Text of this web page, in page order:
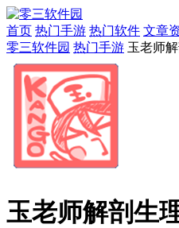
首页 热门手游 热门软件 文章
零三软件园 热门手游 玉老师
玉老师解剖生